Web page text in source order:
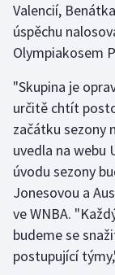
Golf
Gymnastika
Házená
Jezdectví
Judo
Krasobruslení
Lezení
Valencií,
úspěchu
Olympiakosem
"Skupina je
určitě chtít
začátku sezony
uvedla na webu
úvodu sezony
Jonesovou a
ve WNBA.
budeme se
postupující